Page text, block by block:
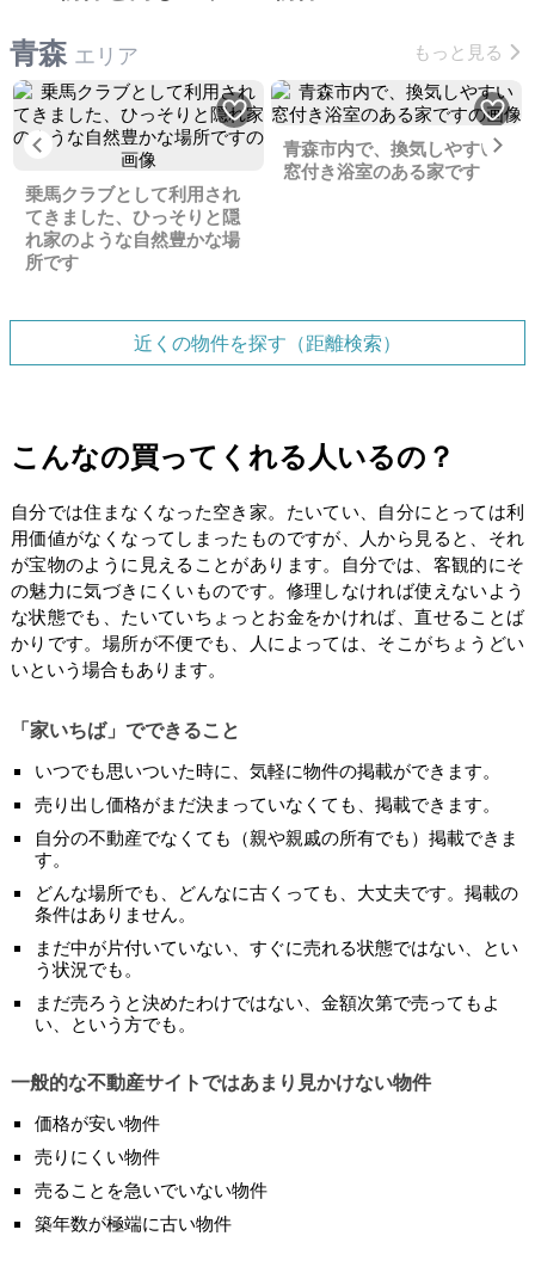
青森 エリア もっと見る
Previous
乗馬クラブとして利用され
てきました、ひっそりと隠
れ家のような自然豊かな場
所です
青森市内で、換気しやすい
窓付き浴室のある家です
近くの物件を探す（距離検索）
こんなの買ってくれる人いるの？
自分では住まなくなった空き家。たいてい、自分にとっては利
用価値がなくなってしまったものですが、人から見ると、それ
が宝物のように見えることがあります。自分では、客観的にそ
の魅力に気づきにくいものです。修理しなければ使えないよう
な状態でも、たいていちょっとお金をかければ、直せることば
かりです。場所が不便でも、人によっては、そこがちょうどい
いという場合もあります。
「家いちば」でできること
いつでも思いついた時に、気軽に物件の掲載ができます。
売り出し価格がまだ決まっていなくても、掲載できます。
自分の不動産でなくても（親や親戚の所有でも）掲載できま
す。
どんな場所でも、どんなに古くっても、大丈夫です。掲載の
条件はありません。
まだ中が片付いていない、すぐに売れる状態ではない、とい
う状況でも。
まだ売ろうと決めたわけではない、金額次第で売ってもよ
い、という方でも。
一般的な不動産サイトではあまり見かけない物件
価格が安い物件
売りにくい物件
売ることを急いでいない物件
築年数が極端に古い物件